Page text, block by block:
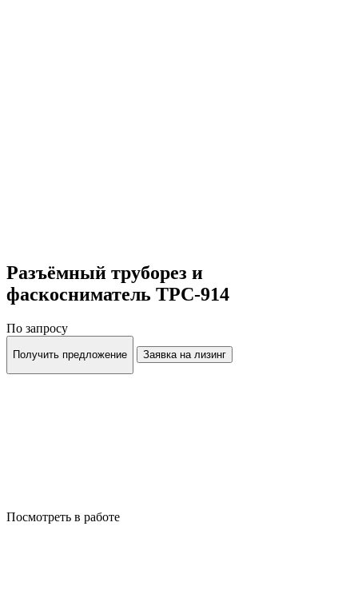
Разъёмный труборез и
фаскосниматель ТРС-914
По запросу
Получить предложение Заявка на лизинг
Посмотреть в работе